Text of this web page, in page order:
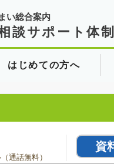
い総合案内
談サポート体制
はじめての方へ
通話無料）
資